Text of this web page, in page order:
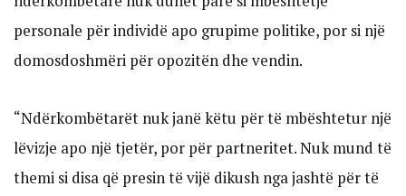
personale për individë apo grupime politike, por si një
domosdoshmëri për opozitën dhe vendin.
“Ndërkombëtarët nuk janë këtu për të mbështetur një
lëvizje apo një tjetër, por për partneritet. Nuk mund të
themi si disa që presin të vijë dikush nga jashtë për të